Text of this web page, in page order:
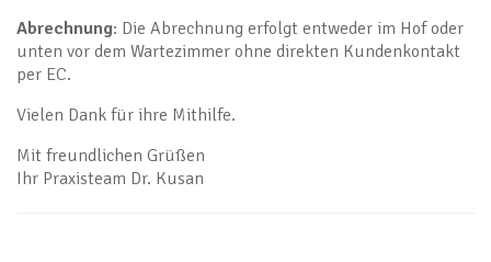
Abrechnung: Die Abrechnung erfolgt entweder im Hof oder
unten vor dem Wartezimmer ohne direkten Kundenkontakt
per EC.
Vielen Dank für ihre Mithilfe.
Mit freundlichen Grüßen
Ihr Praxisteam Dr. Kusan